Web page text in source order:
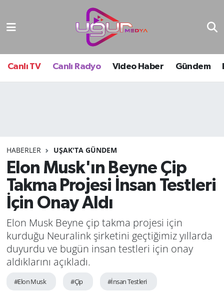
Canlı TV Canlı Radyo Video Haber Gündem
HABERLER UŞAK'TA GÜNDEM
Elon Musk'ın Beyne Çip
Takma Projesi İnsan Testleri
İçin Onay Aldı
Elon Musk Beyne çip takma projesi için
kurduğu Neuralink şirketini geçtiğimiz yıllarda
duyurdu ve bugün insan testleri için onay
aldıklarını açıkladı.
#Elon Musk #Çip #İnsan Testleri
Nöbetçi Eczaneler
Hava Durumu
Tüm Manşetler
Son Dakika Haberleri
Haber Arşivi